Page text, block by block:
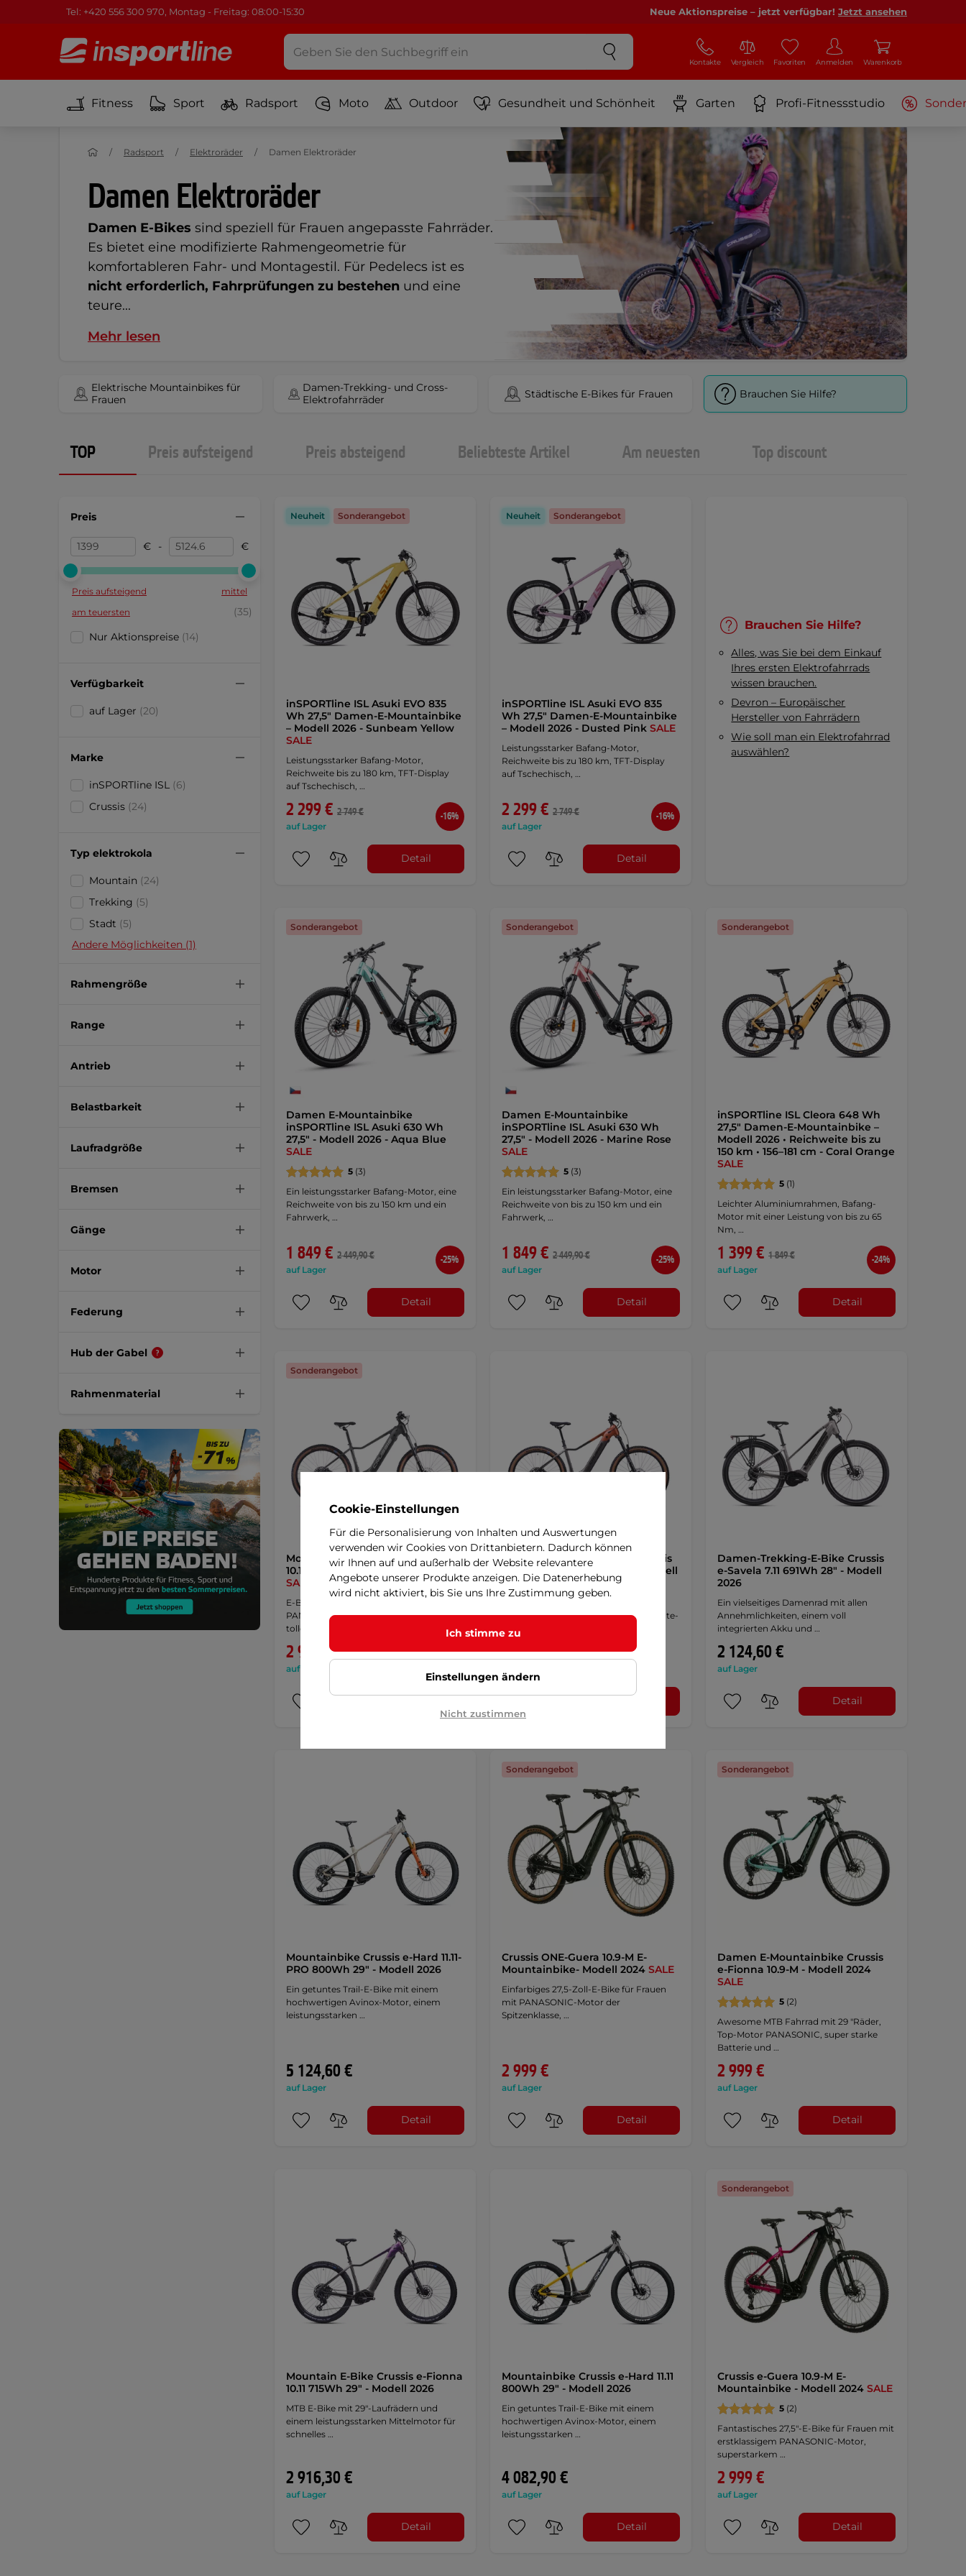
Tel: +420 556 300 970, Montag - Freitag: 08:00-15:30 Neue Aktionspreise – jetzt verfügbar! Jetzt ansehen
Kontakte Vergleich Favoriten Anmelden Warenkorb
Fitness Sport Radsport Moto Outdoor Gesundheit und Schönheit Garten Profi-Fitnessstudio
Damen Elektroräder
Damen E-Bikes sind speziell für Frauen angepasste Fahrräder.
Es bietet eine modifizierte Rahmengeometrie für
komfortableren Fahr- und Montagestil. Für Pedelecs ist es
nicht erforderlich, Fahrprüfungen zu bestehen und eine
teure...
Mehr lesen
Radsport Elektroräder Damen Elektroräder
Elektrische Mountainbikes für
Frauen
Damen-Trekking- und Cross-
Elektrofahrräder
Städtische E-Bikes für Frauen Brauchen Sie Hilfe?
TOP Preis aufsteigend Preis absteigend Beliebteste Artikel Am neuesten Top discount
Preis
€ - €
Preis aufsteigend
mittel
am teuersten
(35)
Nur Aktionspreise (14)
Verfügbarkeit
auf Lager (20)
Marke
inSPORTline ISL (6)
Crussis (24)
Typ elektrokola
Mountain (24)
Trekking (5)
Stadt (5)
Andere Möglichkeiten (1)
Rahmengröße
Range
Antrieb
Belastbarkeit
Laufradgröße
Bremsen
Gänge
Motor
Federung
Hub der Gabel
Rahmenmaterial
Neuheit Sonderangebot
inSPORTline ISL Asuki EVO 835
Wh 27,5" Damen-E-Mountainbike
– Modell 2026 - Sunbeam Yellow
SALE
Leistungsstarker Bafang-Motor,
Reichweite bis zu 180 km, TFT-Display
auf Tschechisch, …
2 299 € 2 749 €
auf Lager
-16%
Detail
Neuheit Sonderangebot
inSPORTline ISL Asuki EVO 835
Wh 27,5" Damen-E-Mountainbike
– Modell 2026 - Dusted Pink SALE
Leistungsstarker Bafang-Motor,
Reichweite bis zu 180 km, TFT-Display
auf Tschechisch, …
2 299 € 2 749 €
auf Lager
-16%
Detail
Brauchen Sie Hilfe?
Alles, was Sie bei dem Einkauf
Ihres ersten Elektrofahrrads
wissen brauchen.
Devron – Europäischer
Hersteller von Fahrrädern
Wie soll man ein Elektrofahrrad
auswählen?
Sonderangebot
Damen E-Mountainbike
inSPORTline ISL Asuki 630 Wh
27,5" - Modell 2026 - Aqua Blue
SALE
5 (3)
Ein leistungsstarker Bafang-Motor, eine
Reichweite von bis zu 150 km und ein
Fahrwerk, …
1 849 € 2 449,90 €
auf Lager
-25%
Detail
Sonderangebot
Damen E-Mountainbike
inSPORTline ISL Asuki 630 Wh
27,5" - Modell 2026 - Marine Rose
SALE
5(3)
Ein leistungsstarker Bafang-Motor, eine
Reichweite von bis zu 150 km und ein
Fahrwerk, …
1 849 € 2 449,90 €
auf Lager
-25%
Detail
Sonderangebot
inSPORTline ISL Cleora 648 Wh
27,5" Damen-E-Mountainbike –
Modell 2026 • Reichweite bis zu
150 km • 156–181 cm - Coral Orange
SALE
5(1)
Leichter Aluminiumrahmen, Bafang-
Motor mit einer Leistung von bis zu 65
Nm, …
1 399 € 1 849 €
auf Lager
-24%
Detail
Sonderangebot
Mountainbike Crussis ONE-Guera
10.10 720Wh 27,5" - Modell 2025
SALE
E-Bike mit leistungsstarkem
PANASONIC-Motor, starkem Akku und
toller Ausstattung! …
2 999 €
auf Lager
Damen-Mountain E-Bike Crussis
e-Guera 10.11 894Wh 27,5" - Modell
2026
leistungsstarken Panasonic GX Ultimate-
3 082,90 €
Damen-Trekking-E-Bike Crussis
e-Savela 7.11 691Wh 28" - Modell
2026
Ein vielseitiges Damenrad mit allen
Annehmlichkeiten, einem voll
integrierten Akku und …
2 124,60 €
auf Lager
Detail
Mountainbike Crussis e-Hard 11.11-
PRO 800Wh 29" - Modell 2026
Ein getuntes Trail-E-Bike mit einem
hochwertigen Avinox-Motor, einem
leistungsstarken …
5 124,60 €
auf Lager
Detail
Sonderangebot
Crussis ONE-Guera 10.9-M E-
Mountainbike- Modell 2024 SALE
Einfarbiges 27,5-Zoll-E-Bike für Frauen
mit PANASONIC-Motor der
Spitzenklasse, …
2 999 €
auf Lager
Detail
Sonderangebot
Damen E-Mountainbike Crussis
e-Fionna 10.9-M - Modell 2024
SALE
5(2)
Awesome MTB Fahrrad mit 29 "Räder,
Top-Motor PANASONIC, super starke
Batterie und …
2 999 €
auf Lager
Detail
Mountain E-Bike Crussis e-Fionna
10.11 715Wh 29" - Modell 2026
MTB E-Bike mit 29"-Laufrädern und
einem leistungsstarken Mittelmotor für
schnelles …
2 916,30 €
auf Lager
Detail
Mountainbike Crussis e-Hard 11.11
800Wh 29" - Modell 2026
Ein getuntes Trail-E-Bike mit einem
hochwertigen Avinox-Motor, einem
leistungsstarken …
4 082,90 €
auf Lager
Detail
Sonderangebot
Crussis e-Guera 10.9-M E-
Mountainbike - Modell 2024 SALE
5(2)
Fantastisches 27,5"-E-Bike für Frauen mit
erstklassigem PANASONIC-Motor,
superstarkem …
2 999 €
auf Lager
Detail
Cookie-Einstellungen
Für die Personalisierung von Inhalten und Auswertungen
verwenden wir Cookies von Drittanbietern. Dadurch können
wir Ihnen auf und außerhalb der Website relevantere
Angebote unserer Produkte anzeigen. Die Datenerhebung
wird nicht aktiviert, bis Sie uns Ihre Zustimmung geben.
Ich stimme zu
Einstellungen ändern
Nicht zustimmen